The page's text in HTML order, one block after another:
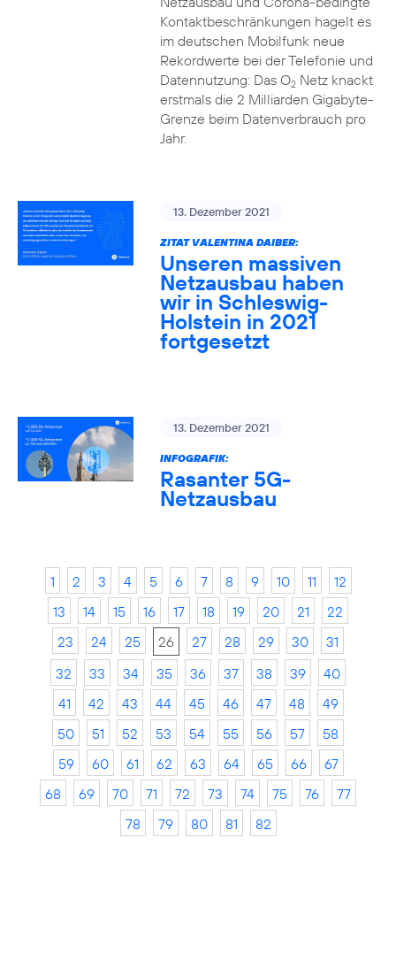
Kontaktbeschränkungen hagelt es
im deutschen Mobilfunk neue
Rekordwerte bei der Telefonie und
Datennutzung: Das O2Netz knackt
erstmals die 2 Milliarden Gigabyte-
Grenze beim Datenverbrauch pro
Jahr.
13. Dezember 2021
ZITAT VALENTINA DAIBER:
Unseren massiven
Netzausbau haben
wir in Schleswig-
Holstein in 2021
fortgesetzt
13. Dezember 2021
INFOGRAFIK:
Rasanter 5G-
Netzausbau
1 2 3 4 5 6 7 8 9 10 11
12
13
14 15 16 17 18 19 20 21
22
23
24 25 26 27 28 29 30
31
32
33 34 35 36 37 38 39
40
41
42 43 44 45 46 47 48
49
50
51 52 53 54 55 56 57
58
59
60 61 62 63 64 65 66
67
68
69 70 71 72 73 74 75 76
77
78
79 80 81 82